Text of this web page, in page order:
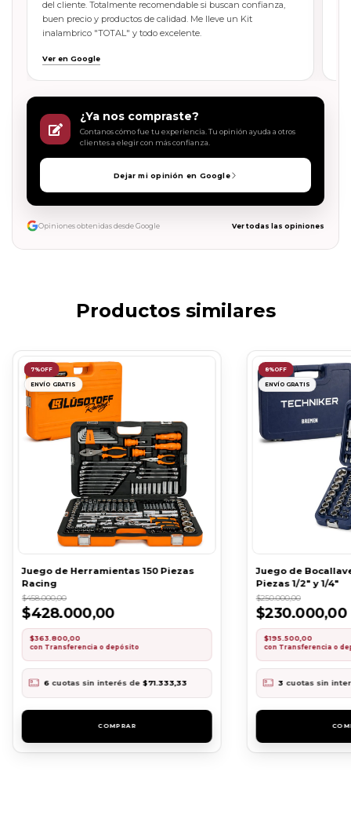
del cliente. Totalmente recomendable si buscan confianza,
buen precio y productos de calidad. Me lleve un Kit
inalambrico "TOTAL" y todo excelente.
Ver en Google
¿Ya nos compraste?
Contanos cómo fue tu experiencia. Tu opinión ayuda a otros
clientes a elegir con más confianza.
Dejar mi opinión en Google
Opiniones obtenidas desde Google Ver todas las opiniones
Productos similares
7%OFF
ENVÍO GRATIS
Juego de Herramientas 150 Piezas
Racing
$458.000,00
$428.000,00
$363.800,00
con Transferencia o depósito
6 cuotas sin interés de $71.333,33
8%OFF
ENVÍO GRATIS
Juego de
Piezas 1/2" y 1/4"
$250.000,00
$230.000,00
$195.500,00
con Transferencia o
3 cuotas sin